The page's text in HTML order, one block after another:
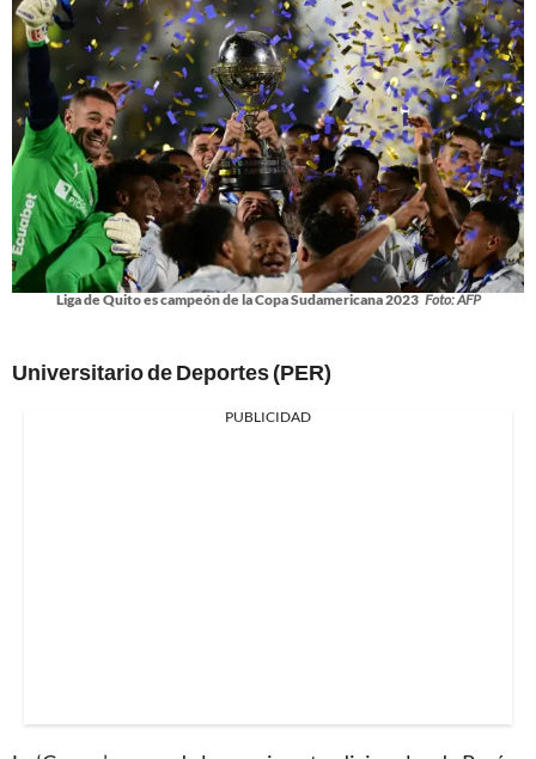
Liga de Quito es campeón de la Copa Sudamericana 2023 Foto: AFP
Universitario de Deportes (PER)
PUBLICIDAD